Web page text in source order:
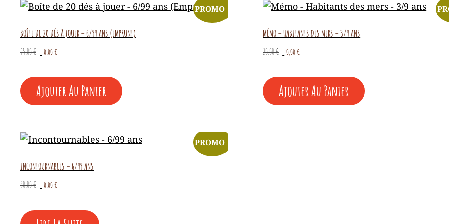
PROMO !
BOÎTE DE 20 DÉS À JOUER – 6/99 ANS (EMPRUNT)
25,00€
Le
était :
25,00 €.
0,00€
est :
0,00 €.
Ajouter Au Panier
MÉMO – HABITANTS DES MERS – 3/9 ANS
20,00€
Le
était :
20,00 €.
0,00€
est :
0,00 €.
Ajouter Au Panier
PROMO !
INCONTOURNABLES – 6/99 ANS
50,00€
Le
était :
0,00€
est :